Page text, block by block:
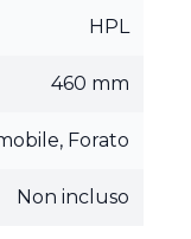
HPL
460 mm
Forato
Non incluso